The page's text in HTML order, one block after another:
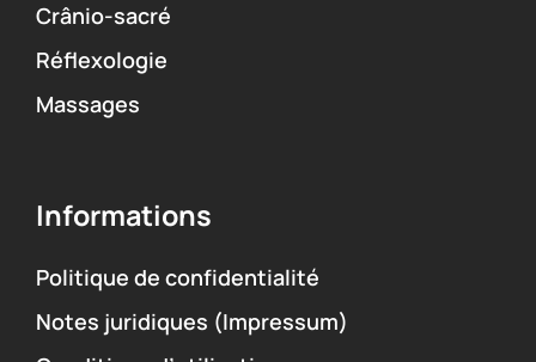
Crânio-sacré
Réflexologie
Massages
Informations
Politique de confidentialité
Notes juridiques (Impressum)